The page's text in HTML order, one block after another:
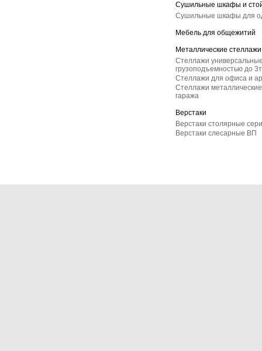
Сушильные шкафы и
Сушильные шкафы для
Мебель для общежитий
Металлические стеллажи
Стеллажи
грузоподъемностью до
Стеллажи для офиса и
Стеллажи
гаража
Верстаки
Верстаки столярные
Верстаки слесарные ВП